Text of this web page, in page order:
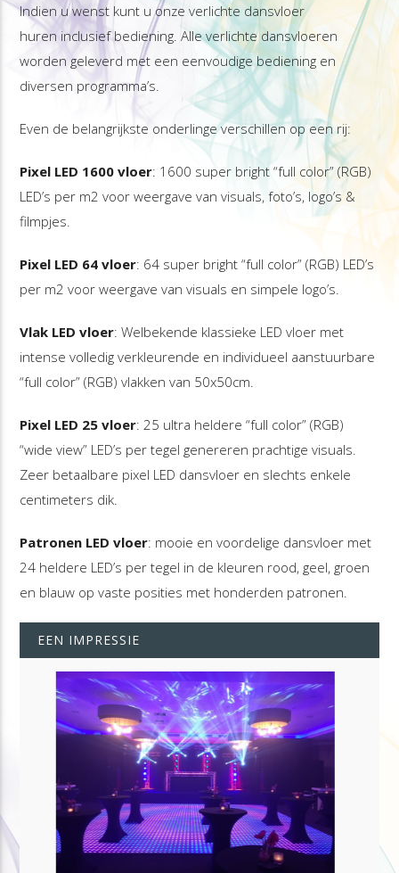
Indien u wenst kunt u onze verlichte dansvloer
huren inclusief bediening. Alle verlichte dansvloeren
worden geleverd met een eenvoudige bediening en
diversen programma’s.
Even de belangrijkste onderlinge verschillen op een rij:
Pixel LED 1600 vloer: 1600 super bright “full color” (RGB)
LED’s per m2 voor weergave van visuals, foto’s, logo’s &
filmpjes.
Pixel LED 64 vloer: 64 super bright “full color” (RGB) LED’s
per m2 voor weergave van visuals en simpele logo’s.
Vlak LED vloer: Welbekende klassieke LED vloer met
intense volledig verkleurende en individueel aanstuurbare
“full color” (RGB) vlakken van 50x50cm.
Pixel LED 25 vloer: 25 ultra heldere “full color” (RGB)
“wide view” LED’s per tegel genereren prachtige visuals.
Zeer betaalbare pixel LED dansvloer en slechts enkele
centimeters dik.
Patronen LED vloer: mooie en voordelige dansvloer met
24 heldere LED’s per tegel in de kleuren rood, geel, groen
en blauw op vaste posities met honderden patronen.
EEN IMPRESSIE